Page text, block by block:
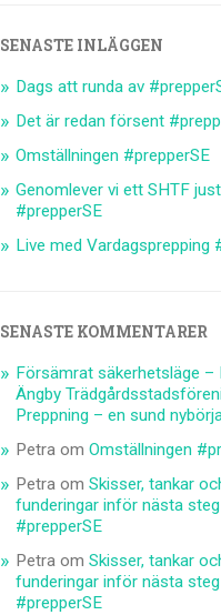
SENASTE INLÄGGEN
Dags att runda av
Det är redan försent
Omställningen #prepperSE
Genomlever vi ett SHTF
#prepperSE
Live med Vardagsprepping
SENASTE KOMMENTARER
Försämrat säkerhetsläge –
Ängby
Preppning – en sund
Petra omOmställningen
Petra omSkisser, tankar
funderingar inför nästa steg
#prepperSE
Petra omSkisser, tankar
funderingar inför nästa steg
#prepperSE